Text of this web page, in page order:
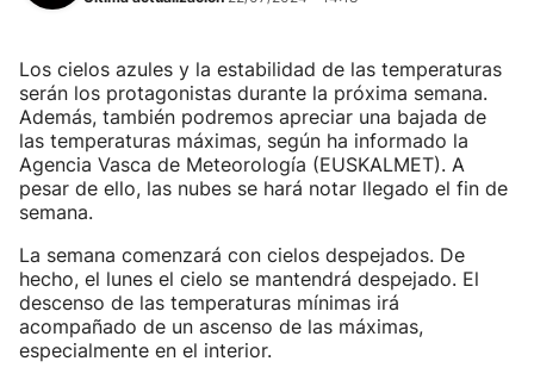
Los cielos azules y la estabilidad de las temperaturas
serán los protagonistas durante la próxima semana.
Además, también podremos apreciar una bajada de
las temperaturas máximas, según ha informado la
Agencia Vasca de Meteorología (EUSKALMET). A
pesar de ello, las nubes se hará notar llegado el fin de
semana.
La semana comenzará con cielos despejados. De
hecho, el lunes el cielo se mantendrá despejado. El
descenso de las temperaturas mínimas irá
acompañado de un ascenso de las máximas,
especialmente en el interior.